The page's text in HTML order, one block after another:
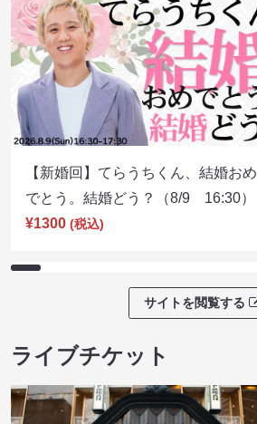
【新婚回】てらうちくん、結婚おめ
でとう。結婚どう？（8/9 16:30）
¥1300 (税込)
サイトを閲覧する
ライブチケット